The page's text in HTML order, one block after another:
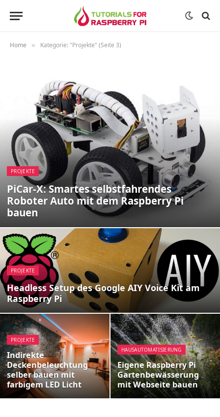
Home » Kategorie: "Projekte" (Seite 3)
PROJEKTE
PiCar-X: Smartes selbstfahrendes
Roboter Auto mit dem Raspberry Pi
bauen
PROJEKTE
Headless Setup des Google AIY Voice Kit am
Raspberry Pi
PROJEKTE
Indirekte
Deckenbeleuchtung
selber bauen mit
farbigem LED Licht
HAUSAUTOMATISIERUNG
Eigene Raspberry Pi
Gartenbewässerung
mit Webseite bauen